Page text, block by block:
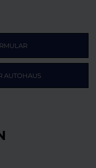
AUTOHAUS